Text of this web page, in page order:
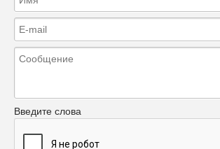
Введите слова